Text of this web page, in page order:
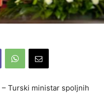
– Turski ministar spoljnih